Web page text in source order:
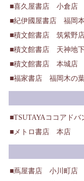
喜久屋書店 小倉店
紀伊國屋書店 福岡
積文館書店 筑紫野
積文館書店 天神地
積文館書店 本城店
福家書店 福岡木の
TSUTAYAココアド
メトロ書店 本店
蔦屋書店 小川町店